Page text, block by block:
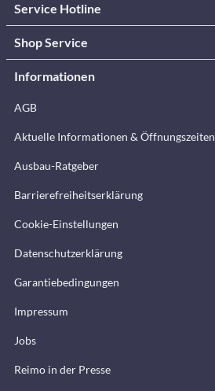
Service Hotline
Shop Service
Informationen
AGB
Aktuelle Informationen & Öffnungszeiten
Ausbau-Ratgeber
Barrierefreiheitserklärung
Cookie-Einstellungen
Datenschutzerklärung
Garantiebedingungen
Impressum
Jobs
Reimo in der Presse